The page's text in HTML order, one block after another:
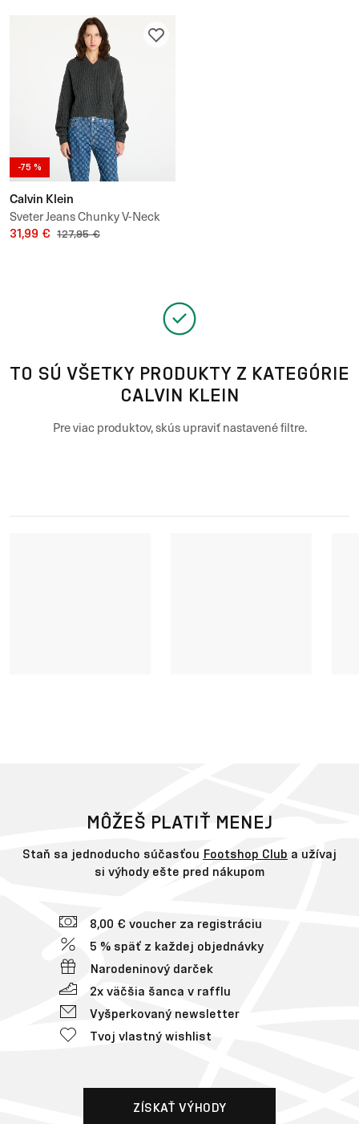
-75 %
Calvin Klein
Sveter Jeans Chunky V-Neck
Sweater
31,99 € 127,95 €
TO SÚ VŠETKY PRODUKTY Z KATEGÓRIE
CALVIN KLEIN
Pre viac produktov, skús upraviť nastavené filtre.
MÔŽEŠ PLATIŤ MENEJ
Staň sa jednoducho súčasťou Footshop Club a užívaj
si výhody ešte pred nákupom
8,00 € voucher za registráciu
5 % späť z každej objednávky
Narodeninový darček
2x väčšia šanca v rafflu
Vyšperkovaný newsletter
Tvoj vlastný wishlist
ZÍSKAŤ VÝHODY